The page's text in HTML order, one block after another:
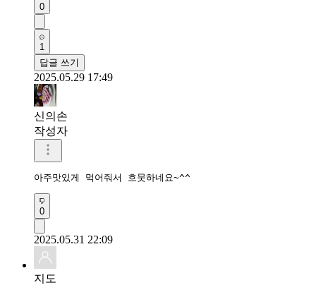
0
1
답글 쓰기
2025.05.29 17:49
신의손
작성자
아주맛있게 먹어줘서 흐뭇하네요~^^
0
2025.05.31 22:09
지도